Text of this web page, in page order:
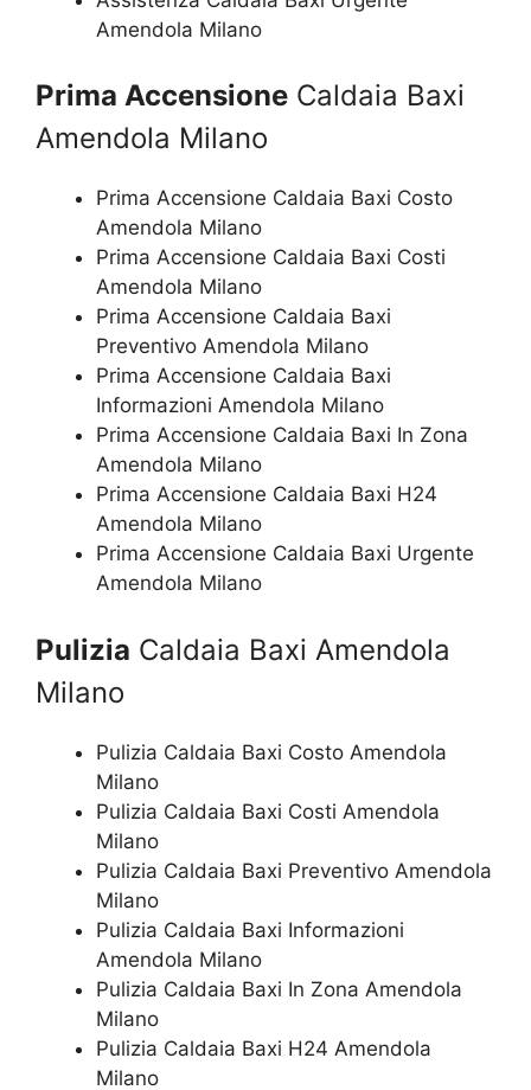
Amendola Milano
Prima Accensione Caldaia Baxi
Amendola Milano
Prima Accensione Caldaia Baxi Costo
Amendola Milano
Prima Accensione Caldaia Baxi Costi
Amendola Milano
Prima Accensione Caldaia Baxi
Preventivo Amendola Milano
Prima Accensione Caldaia Baxi
Informazioni Amendola Milano
Prima Accensione Caldaia Baxi In Zona
Amendola Milano
Prima Accensione Caldaia Baxi H24
Amendola Milano
Prima Accensione Caldaia Baxi Urgente
Amendola Milano
Pulizia Caldaia Baxi Amendola
Milano
Pulizia Caldaia Baxi Costo Amendola
Milano
Pulizia Caldaia Baxi Costi Amendola
Milano
Pulizia Caldaia Baxi Preventivo Amendola
Milano
Pulizia Caldaia Baxi Informazioni
Amendola Milano
Pulizia Caldaia Baxi In Zona Amendola
Milano
Pulizia Caldaia Baxi H24 Amendola
Milano